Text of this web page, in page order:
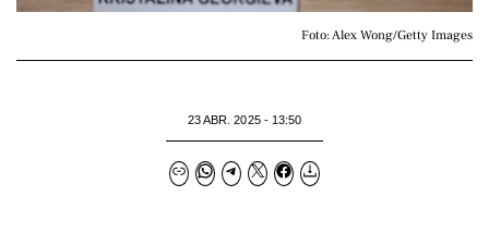
Foto: Alex Wong/Getty Images
23 ABR. 2025 - 13:50